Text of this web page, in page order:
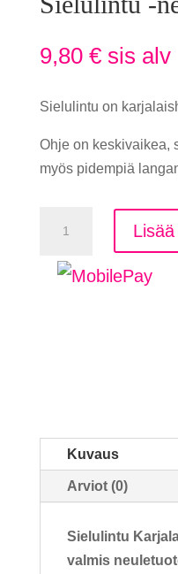
9,80 € sis alv
Sielulintu on
Ohje on keskivaikea,
myös pidempiä
neuleohje
Kuvaus
Arviot (0)
Sielulintu
valmis